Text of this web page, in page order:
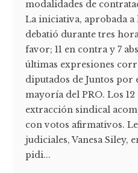
modalidades de
La iniciativa, aprobada a
debatió durante tres
favor; 11 en contra y 7
últimas expresiones
diputados de Juntos por
mayoría del PRO. Los
extracción sindical
con votos afirmativos.
judiciales, Vanesa Siley,
pidi...